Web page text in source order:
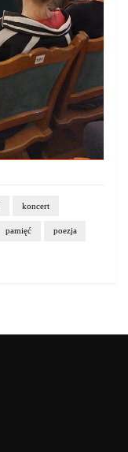
koncert
pamięć poezja